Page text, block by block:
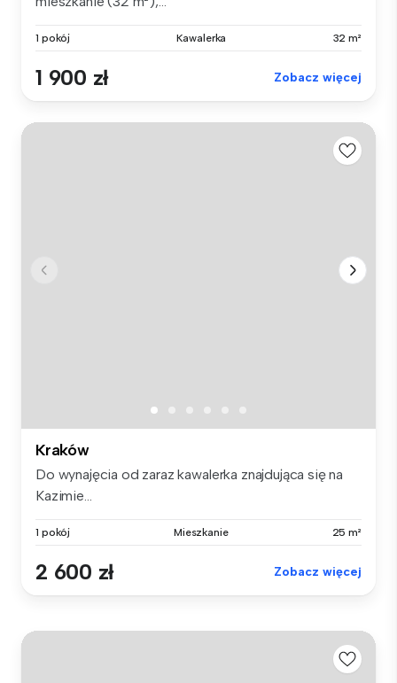
1 pokój Kawalerka 32 m²
1 900 zł Zobacz więcej
Kraków
Do wynajęcia od zaraz kawalerka znajdująca się na
Kazimie...
1 pokój Mieszkanie 25 m²
2 600 zł Zobacz więcej